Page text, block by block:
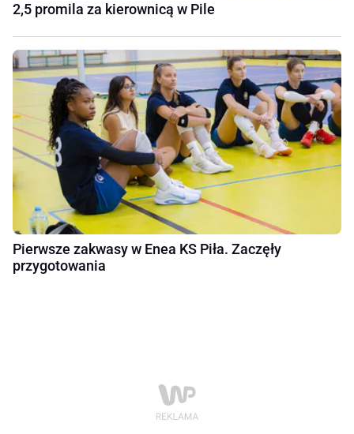
2,5 promila za kierownicą w Pile
Pierwsze zakwasy w Enea KS Piła. Zaczęły
przygotowania